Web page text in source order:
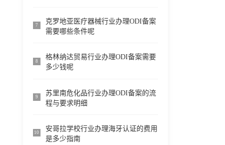
7
克罗地亚医疗器械行业办理ODI备案
需要哪些条件呢
8
格林纳达贸易行业办理ODI备案需要
多少钱呢
9
苏里南危化品行业办理ODI备案的流
程与要求明细
10
安哥拉学校行业办理海牙认证的费用
是多少指南